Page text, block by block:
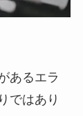
あるエラ
ではあり